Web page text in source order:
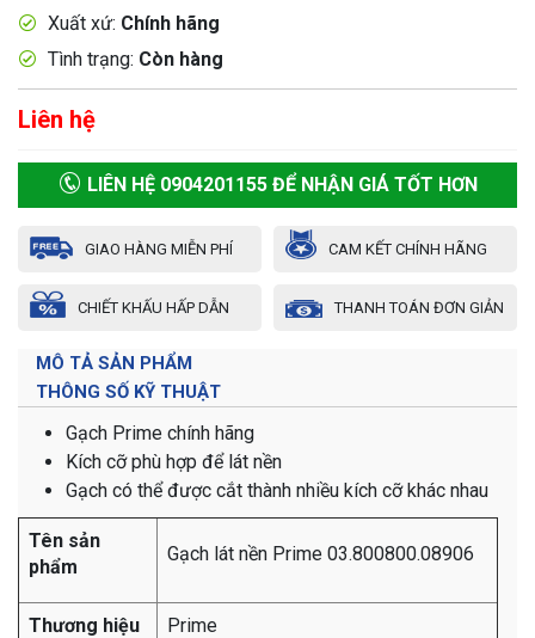
Xuất xứ: Chính hãng
Tình trạng: Còn hàng
Liên hệ
LIÊN HỆ 0904201155 ĐỂ NHẬN GIÁ TỐT HƠN
GIAO HÀNG MIỄN PHÍ CAM KẾT CHÍNH HÃNG
CHIẾT KHẤU HẤP DẪN THANH TOÁN ĐƠN GIẢN
MÔ TẢ SẢN PHẨM
THÔNG SỐ KỸ THUẬT
Gạch Prime chính hãng
Kích cỡ phù hợp để lát nền
Gạch có thể được cắt thành nhiều kích cỡ khác nhau
Tên sản
phẩm
Gạch lát nền Prime 03.800800.08906
Thương hiệu Prime